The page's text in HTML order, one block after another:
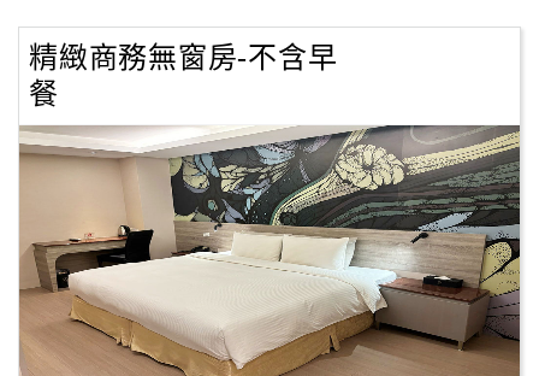
員
帳
戶
聯
絡
單
精緻商務無窗房-不含早
餐